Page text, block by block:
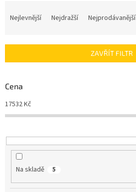
í
r
o
d
u
t
ů
Nejlevnější Nejdražší Nejprodávanější
ZAVŘÍT FILTR
Cena
17532Kč
Na skladě 5